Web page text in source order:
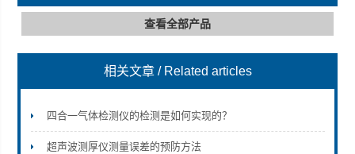
深圳市深博瑞仪器仪表有限公司
查看全部产品
相关文章 / Related articles
四合一气体检测仪的检测是如何实现的？
超声波测厚仪测量误差的预防方法